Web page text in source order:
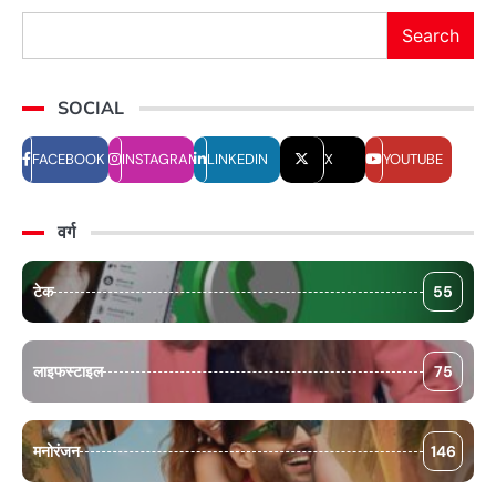
Search
SOCIAL
FACEBOOK INSTAGRAM LINKEDIN X YOUTUBE
वर्ग
टेक 55
लाइफस्टाइल 75
मनोरंजन 146